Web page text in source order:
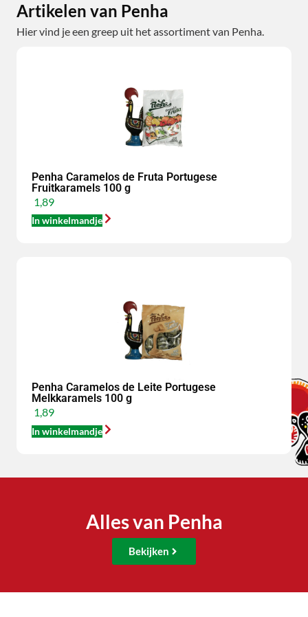
Artikelen van Penha
Hier vind je een greep uit het assortiment van Penha.
Penha Caramelos de Fruta Portugese
Fruitkaramels 100 g
1,89
In winkelmandje
Penha Caramelos de Leite Portugese
Melkkaramels 100 g
1,89
In winkelmandje
Alles van Penha
Bekijken